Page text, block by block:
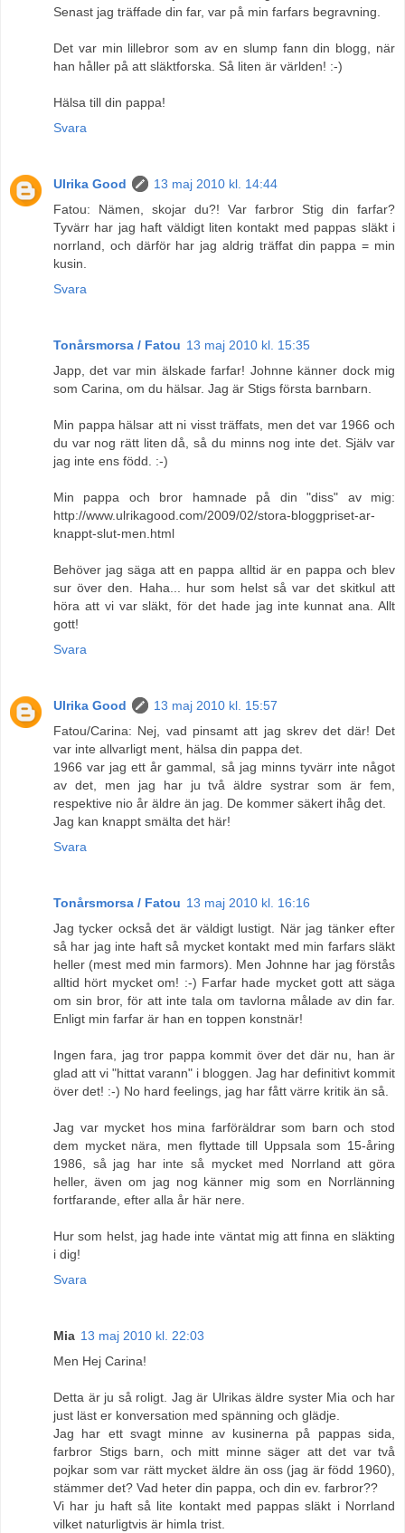
Senast jag träffade din far, var på min farfars begravning.
Det var min lillebror som av en slump fann din blogg, när
han håller på att släktforska. Så liten är världen! :-)
Hälsa till din pappa!
Svara
Ulrika Good
13 maj 2010 kl. 14:44
Fatou: Nämen, skojar du?! Var farbror Stig din farfar?
Tyvärr har jag haft väldigt liten kontakt med pappas släkt i
norrland, och därför har jag aldrig träffat din pappa = min
kusin.
Svara
Tonårsmorsa / Fatou 13 maj 2010 kl. 15:35
Japp, det var min älskade farfar! Johnne känner dock mig
som Carina, om du hälsar. Jag är Stigs första barnbarn.
Min pappa hälsar att ni visst träffats, men det var 1966 och
du var nog rätt liten då, så du minns nog inte det. Själv var
jag inte ens född. :-)
Min pappa och bror hamnade på din "diss" av mig:
http://www.ulrikagood.com/2009/02/stora-bloggpriset-ar-
knappt-slut-men.html
Behöver jag säga att en pappa alltid är en pappa och blev
sur över den. Haha... hur som helst så var det skitkul att
höra att vi var släkt, för det hade jag inte kunnat ana. Allt
gott!
Svara
Ulrika Good
13 maj 2010 kl. 15:57
Fatou/Carina: Nej, vad pinsamt att jag skrev det där! Det
var inte allvarligt ment, hälsa din pappa det.
1966 var jag ett år gammal, så jag minns tyvärr inte något
av det, men jag har ju två äldre systrar som är fem,
respektive nio år äldre än jag. De kommer säkert ihåg det.
Jag kan knappt smälta det här!
Svara
Tonårsmorsa / Fatou 13 maj 2010 kl. 16:16
Jag tycker också det är väldigt lustigt. När jag tänker efter
så har jag inte haft så mycket kontakt med min farfars släkt
heller (mest med min farmors). Men Johnne har jag förstås
alltid hört mycket om! :-) Farfar hade mycket gott att säga
om sin bror, för att inte tala om tavlorna målade av din far.
Enligt min farfar är han en toppen konstnär!
Ingen fara, jag tror pappa kommit över det där nu, han är
glad att vi "hittat varann" i bloggen. Jag har definitivt kommit
över det! :-) No hard feelings, jag har fått värre kritik än så.
Jag var mycket hos mina farföräldrar som barn och stod
dem mycket nära, men flyttade till Uppsala som 15-åring
1986, så jag har inte så mycket med Norrland att göra
heller, även om jag nog känner mig som en Norrlänning
fortfarande, efter alla år här nere.
Hur som helst, jag hade inte väntat mig att finna en släkting
i dig!
Svara
Mia 13 maj 2010 kl. 22:03
Men Hej Carina!
Detta är ju så roligt. Jag är Ulrikas äldre syster Mia och har
just läst er konversation med spänning och glädje.
Jag har ett svagt minne av kusinerna på pappas sida,
farbror Stigs barn, och mitt minne säger att det var två
pojkar som var rätt mycket äldre än oss (jag är född 1960),
stämmer det? Vad heter din pappa, och din ev. farbror??
Vi har ju haft så lite kontakt med pappas släkt i Norrland
vilket naturligtvis är himla trist.